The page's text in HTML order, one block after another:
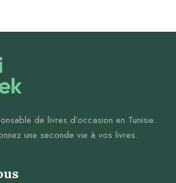
de livres d’occasion en Tunisie.
une seconde vie à vos livres.